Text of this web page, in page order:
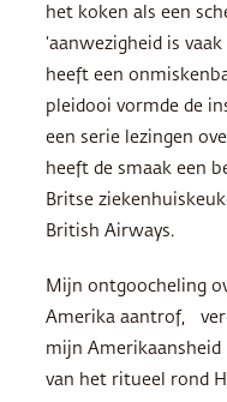
het koken als een
‘aanwezigheid is
heeft een
pleidooi vormde de
een serie lezingen
heeft de smaak een
Britse
British Airways.
Mijn ontgoocheling
Amerika aantrof,
mijn Amerikaansheid
van het ritueel rond